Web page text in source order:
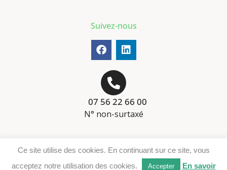
Suivez-nous
07 56 22 66 00
N° non-surtaxé
Téléchargement DER
Ce site utilise des cookies. En continuant sur ce site, vous
acceptez notre utilisation des cookies.
Accepter En savoir